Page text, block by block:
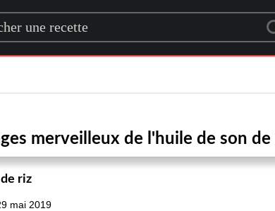
a recipe
merveilleux de l'huile de son de
riz
mai 2019